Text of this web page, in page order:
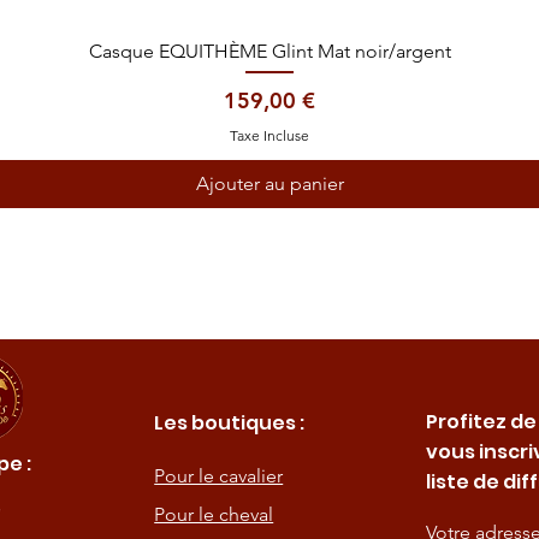
Aperçu rapide
Casque EQUITHÈME Glint Mat noir/argent
Prix
159,00 €
Taxe Incluse
Ajouter au panier
:
Les boutiques :
Pour le cavalier
Pour le cheval
Profitez
vous
liste de
Votre